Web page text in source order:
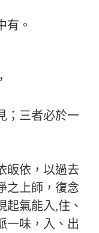
有。
；三者必於一
皈依，以過去
之上師，復念
起氣能入,住、
一味，入、出